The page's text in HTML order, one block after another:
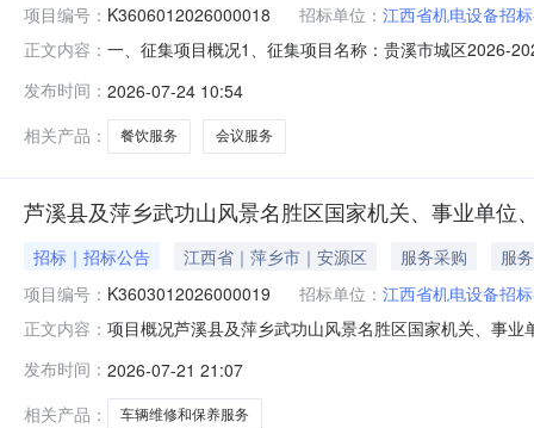
项目编号： K3606012026000018 招标单位： 江西省机电设备招
正文内容： 一、征集项目概况1、征集项目名称：贵溪市城区2026-
式框架协议采购项目进行征集。全国各级党政机关、事
有限公司2
发布时间： 2026-07-24 10:54
相关产品：
餐饮服务 会议服务
芦溪县及萍乡武功山风景名胜区国家机关、事业单
招标｜招标公告 江西省｜萍乡市｜安源区 服务采购
服务
项目编号： K3603012026000019 招标单位： 江西省机电设备招
正文内容： 项目概况芦溪县及萍乡武功山风景名胜区国家机关、事
及萍乡武功山风景名胜区国家机关、事业单位、社会团
集。二、征集人信
发布时间： 2026-07-21 21:07
相关产品：
车辆维修和保养服务